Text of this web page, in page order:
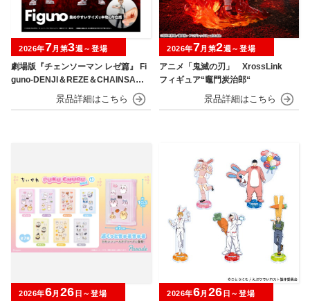
劇場版『チェンソーマン レゼ篇』 Fi
guno-DENJI＆REZE＆CHAINSAW
MAN＆BOMB-
2026年7月第3週～登場
アニメ「鬼滅の刃」 XrossLink
フィギュア“竈門炭治郎“
2026年7月第2週～登場
2026年6月 26 日～登場 2026年6月 26 日～登場